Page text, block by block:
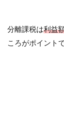
分離課税は利益
ころがポイントで